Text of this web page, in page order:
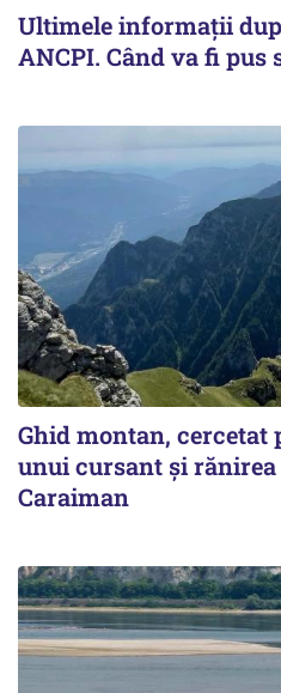
Ultimele informații
ANCPI. Când va fi
Ghid montan, cercetat
unui cursant și
Caraiman